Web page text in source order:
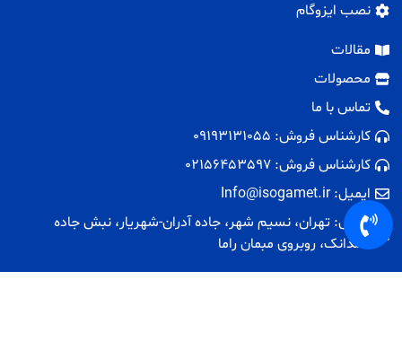
نصب ایزوگام
مقالات
محصولات
تماس با ما
کارشناس فروش: 09193131055
کارشناس فروش: 02156453597
ایمیل: Info@isogamet.ir
آدرس: تهران، نسیم شهر، جاده آدران-شهریار، نبش جاده
همدانک، روبروی مبمان راما